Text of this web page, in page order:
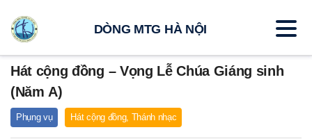
Hát cộng đồng – Vọng Lễ Chúa Giáng sinh
(Năm A)
Phụng vụ Hát cộng đồng, Thánh nhạc
DÒNG MTG HÀ NỘI